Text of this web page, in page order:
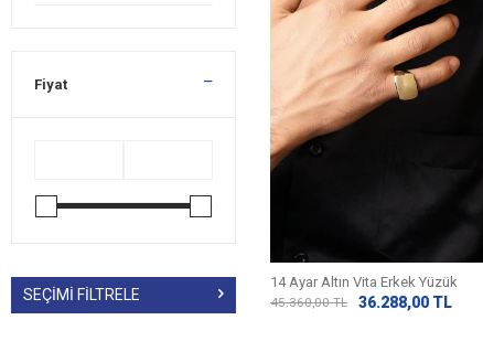
Fiyat
SEÇIMI FILTRELE
14 Ayar Altın Vita Erkek Yüzük
45.360,00TL 36.288,00 TL